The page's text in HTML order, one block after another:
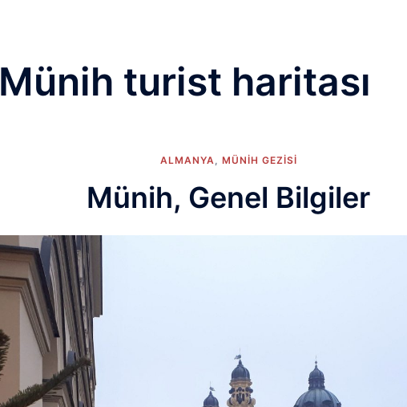
Münih turist haritası
ALMANYA MÜNIH GEZISI
Münih, Genel Bilgiler